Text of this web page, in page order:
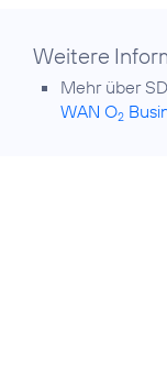
Weitere
Mehr über
WAN O2